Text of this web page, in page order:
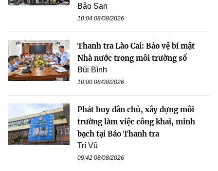
Bảo San
10:04 08/08/2026
Thanh tra Lào Cai: Bảo vệ bí mật
Nhà nước trong môi trường số
Bùi Bình
10:00 08/08/2026
Phát huy dân chủ, xây dựng môi
trường làm việc công khai, minh
bạch tại Báo Thanh tra
Trí Vũ
09:42 08/08/2026